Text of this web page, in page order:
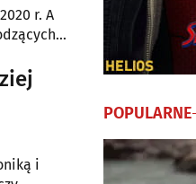
r. A
i
POPULARNE